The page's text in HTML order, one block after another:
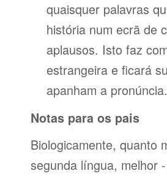
quaisquer palavras
história num ecrã de
aplausos. Isto faz
estrangeira e ficará
apanham a pronúncia.
Notas para os pais
Biologicamente, quanto
segunda língua, melhor